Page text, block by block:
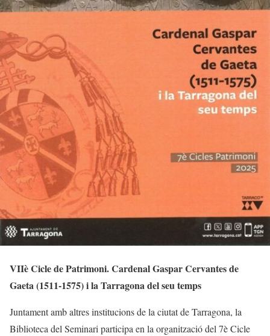
VIIè Cicle de Patrimoni. Cardenal Gaspar Cervantes de
Gaeta (1511-1575) i la Tarragona del seu temps
Juntament amb altres institucions de la ciutat de Tarragona, la
Biblioteca del Seminari participa en la organització del 7è Cicle